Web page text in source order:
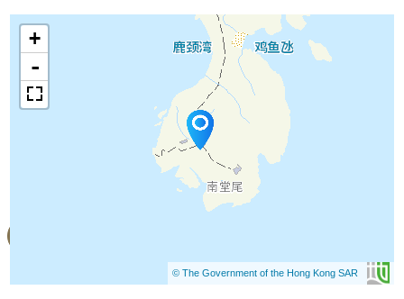
+
-
© The Government of the Hong Kong SAR